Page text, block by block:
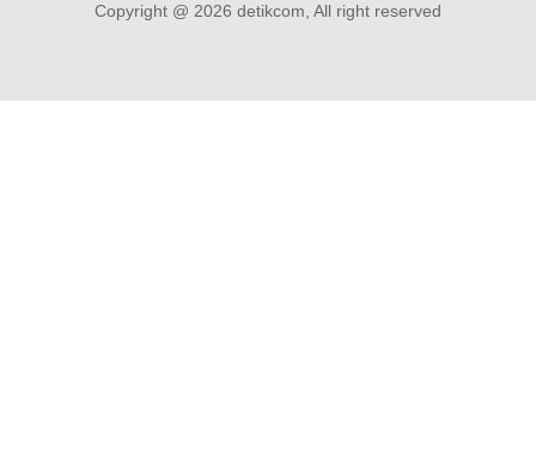
Copyright @ 2026 detikcom, All right reserved